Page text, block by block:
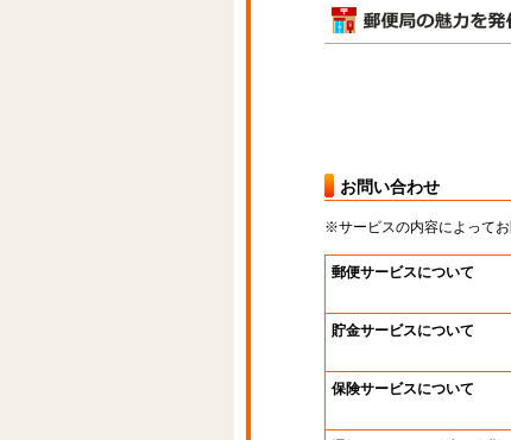
お問い合わせ
※サービスの内容によってお
郵便サービスについて
貯金サービスについて
保険サービスについて